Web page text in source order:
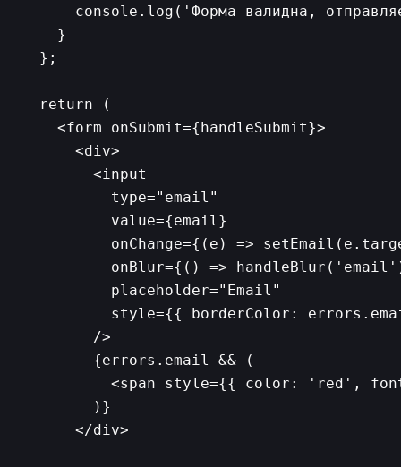
console.log('Форма валидна,
    }
  };
  return (
    <form onSubmit={handleSubmit}>
      <div>
        <input
          type="email"
          value={email}
onChange={(e) =>
onBlur={() =>
          placeholder="Email"
style={{ borderColor:
        />
        {errors.email && (
<span style={{ color: 'red',
        )}
      </div>